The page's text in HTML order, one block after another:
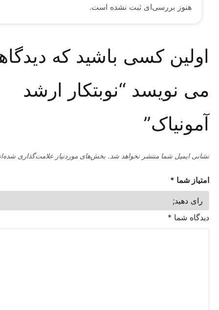
بررسی‌ای ثبت نشده است.
کسی باشید که دیدگاهی
“نوبتکار ارشد
شما منتشر نخواهد شد. بخش‌های موردنیاز علامت‌گذاری شده‌اند*
*
*